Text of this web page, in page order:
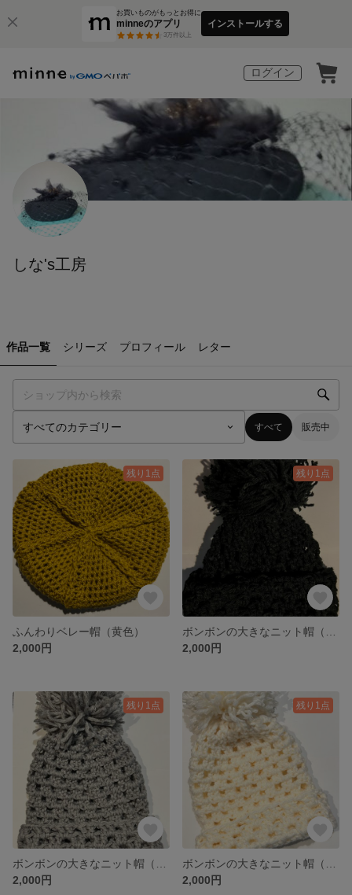
お買いものがもっとお得に
minneのアプリ
3万件以上
インストールする
ログイン
しな's工房
作品一覧 シリーズ プロフィール レター
すべて 販売中
残り1点
ふんわりベレー帽（黄色）
2,000円
残り1点
2,000円
残り1点
2,000円
残り1点
2,000円